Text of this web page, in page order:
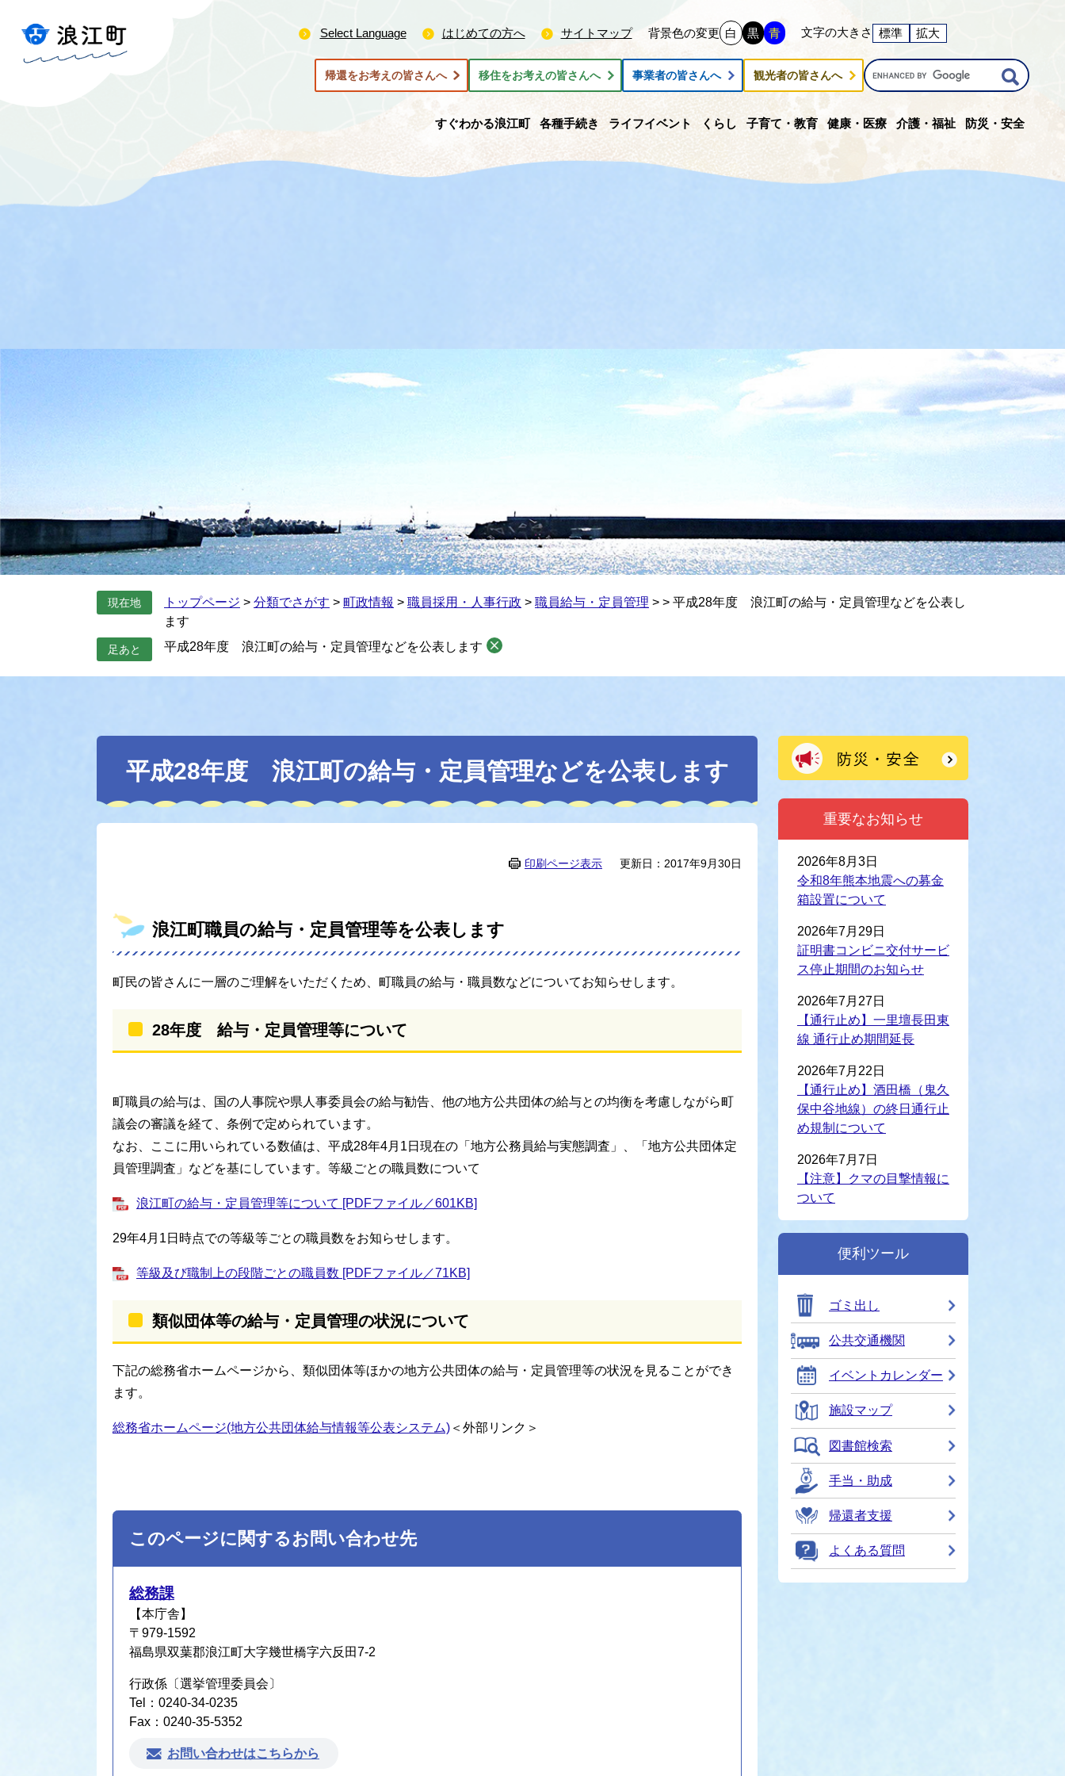
Select Language はじめての方へ サイトマップ 背景色の変更 白 黒 青 文字の大きさ 標準 拡大
帰還をお考えの皆さんへ 移住をお考えの皆さんへ 事業者の皆さんへ 観光者の皆さんへ
G
o
g
l
すぐわかる浪江町 各種手続き ライフイベント くらし 子育て・教育 健康・医療 介護・福祉 防災・安全
現在地 トップページ > 分類でさがす > 町政情報 > 職員採用・人事行政 > 職員給与・定員管理 > > 平成28年度 浪江町の給与・定員管理などを公表し
ます
足あと 平成28年度 浪江町の給与・定員管理などを公表します
平成28年度 浪江町の給与・定員管理などを公表します
印刷ページ表示 更新日：2017年9月30日
浪江町職員の給与・定員管理等を公表します
町民の皆さんに一層のご理解をいただくため、町職員の給与・職員数などについてお知らせします。
28年度 給与・定員管理等について
町職員の給与は、国の人事院や県人事委員会の給与勧告、他の地方公共団体の給与との均衡を考慮しながら町
議会の審議を経て、条例で定められています。
なお、ここに用いられている数値は、平成28年4月1日現在の「地方公務員給与実態調査」、「地方公共団体定
員管理調査」などを基にしています。等級ごとの職員数について
浪江町の給与・定員管理等について [PDFファイル／601KB]
29年4月1日時点での等級等ごとの職員数をお知らせします。
等級及び職制上の段階ごとの職員数 [PDFファイル／71KB]
類似団体等の給与・定員管理の状況について
下記の総務省ホームページから、類似団体等ほかの地方公共団体の給与・定員管理等の状況を見ることができ
ます。
総務省ホームページ(地方公共団体給与情報等公表システム) ＜外部リンク＞
このページに関するお問い合わせ先
総務課
【本庁舎】
〒979-1592
福島県双葉郡浪江町大字幾世橋字六反田7-2
行政係〔選挙管理委員会〕
Tel：0240-34-0235
Fax：0240-35-5352
お問い合わせはこちらから
重要なお知らせ
2026年8月3日
令和8年熊本地震への募金
箱設置について
2026年7月29日
証明書コンビニ交付サービ
ス停止期間のお知らせ
2026年7月27日
【通行止め】一里壇長田東
線 通行止め期間延長
2026年7月22日
【通行止め】酒田橋（鬼久
保中谷地線）の終日通行止
め規制について
2026年7月7日
【注意】クマの目撃情報に
ついて
便利ツール
ゴミ出し
公共交通機関
イベントカレンダー
施設マップ
図書館検索
手当・助成
帰還者支援
よくある質問